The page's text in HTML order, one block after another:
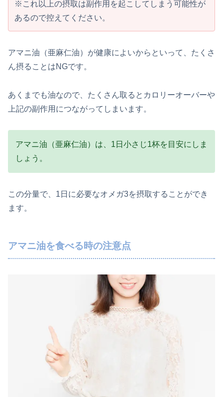
※これ以上の摂取は副作用を起こしてしまう可能性が
あるので控えてください。
アマニ油（亜麻仁油）が健康によいからといって、たくさ
ん摂ることはNGです。
あくまでも油なので、たくさん取るとカロリーオーバーや
上記の副作用につながってしまいます。
アマニ油（亜麻仁油）は、1日小さじ1杯を目安にしま
しょう。
この分量で、1日に必要なオメガ3を摂取することができ
ます。
アマニ油を食べる時の注意点